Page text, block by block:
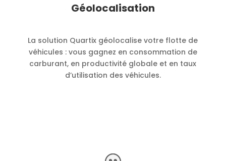
Géolocalisation
La solution Quartix géolocalise votre flotte de
véhicules : vous gagnez en consommation de
carburant, en productivité globale et en taux
d’utilisation des véhicules.